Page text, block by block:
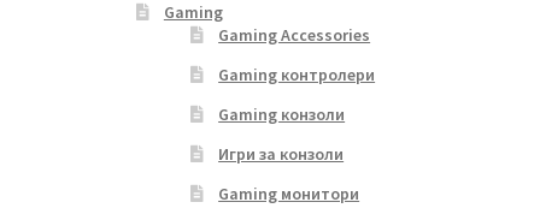
Gaming
Gaming Accessories
Gaming контролери
Gaming конзоли
Игри за конзоли
Gaming монитори